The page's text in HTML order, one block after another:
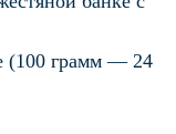
(100 грамм — 24